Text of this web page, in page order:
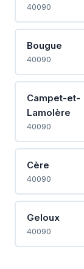
40090
Bougue
40090
Campet-et-
Lamolère
40090
Cère
40090
Geloux
40090